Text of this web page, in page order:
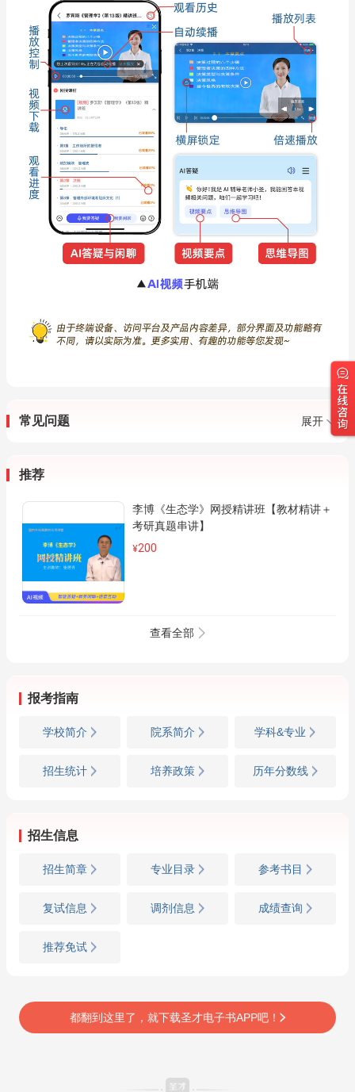
常见问题 展开
推荐
李博《生态学》网授精讲班【教材精讲＋
考研真题串讲】
¥200
查看全部
报考指南
学校简介 院系简介 学科&专业
招生统计 培养政策 历年分数线
招生信息
招生简章 专业目录 参考书目
复试信息 调剂信息 成绩查询
推荐免试
都翻到这里了，就下载圣才电子书APP吧！